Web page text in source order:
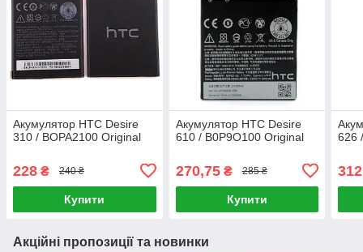
Акумулятор HTC Desire
310 / BOPA2100 Original
228 ₴ 240 ₴
Купити
Акумулятор HTC Desire
610 / B0P9O100 Original
270,75₴ 285 ₴
Купити
626
Акційні пропозиції та новинки